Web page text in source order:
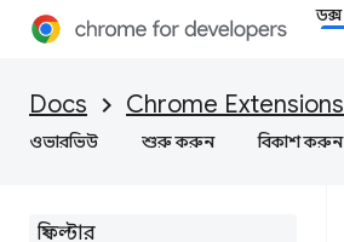
ডক্স
Docs Chrome Extensions
ওভারভিউ শুরু করুন বিকাশ করুন